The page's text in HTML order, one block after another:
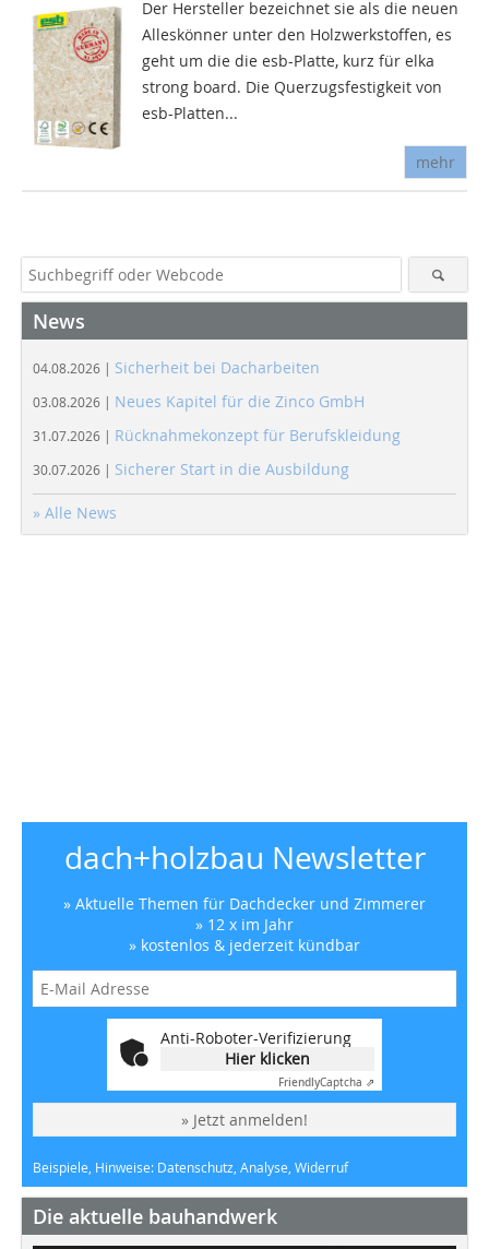
Der Hersteller bezeichnet sie als die neuen
Alleskönner unter den Holzwerkstoffen, es
geht um die die esb-Platte, kurz für elka
strong board. Die Querzugsfestigkeit von
esb-Platten...
mehr
News
04.08.2026 | Sicherheit bei Dacharbeiten
03.08.2026 | Neues Kapitel für die Zinco GmbH
31.07.2026 | Rücknahmekonzept für Berufskleidung
30.07.2026 | Sicherer Start in die Ausbildung
» Alle News
dach+holzbau Newsletter
» Aktuelle Themen für Dachdecker und Zimmerer
» 12 x im Jahr
» kostenlos & jederzeit kündbar
Anti-Roboter-Verifizierung
Hier klicken
FriendlyCaptcha ⇗
» Jetzt anmelden!
Beispiele, Hinweise: Datenschutz, Analyse, Widerruf
Die aktuelle bauhandwerk